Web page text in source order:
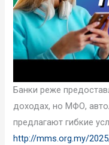
Банки реже
доходах, но МФО,
предлагают гибкие
http://mms.org.my/